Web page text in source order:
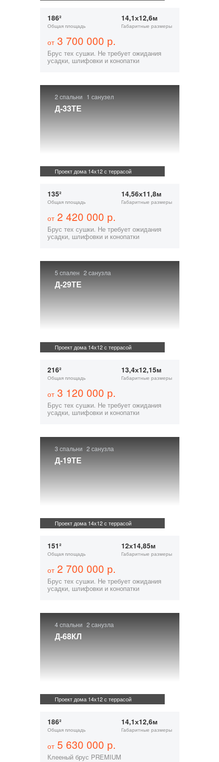
186²
Общая площадь
14,1х12,6м
Габаритные размеры
от3 700 000 р.
Брус тех сушки. Не требует ожидания
усадки, шлифовки и конопатки
2 спальни 1 санузел
Д-33ТЕ
Проект дома 14х12 с террасой
135²
Общая площадь
14,56х11,8м
Габаритные размеры
от2 420 000 р.
Брус тех сушки. Не требует ожидания
усадки, шлифовки и конопатки
5 спален 2 санузла
Д-29ТЕ
Проект дома 14х12 с террасой
216²
Общая площадь
13,4х12,15м
Габаритные размеры
от3 120 000 р.
Брус тех сушки. Не требует ожидания
усадки, шлифовки и конопатки
3 спальни 2 санузла
Д-19ТЕ
Проект дома 14х12 с террасой
151²
Общая площадь
12х14,85м
Габаритные размеры
от2 700 000 р.
Брус тех сушки. Не требует ожидания
усадки, шлифовки и конопатки
4 спальни 2 санузла
Д-68КЛ
Проект дома 14х12 с террасой
186²
Общая площадь
14,1х12,6м
Габаритные размеры
от5 630 000 р.
Клееный брус PREMIUM